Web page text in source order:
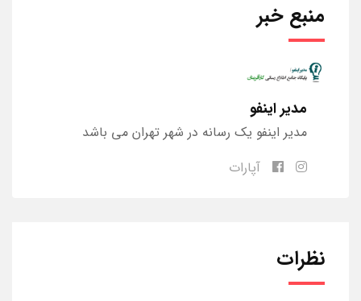
منبع خبر
مدیر اینفو
مدیر اینفو یک رسانه در شهر تهران می باشد
آپارات
نظرات